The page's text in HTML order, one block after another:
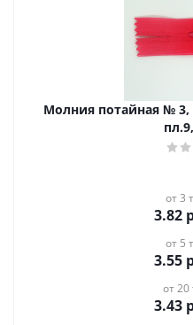
Молния потайная № 3, 20 см, цв. 145 малина п/э
от 3
3.82
от 5
3.55
от 20
3.43